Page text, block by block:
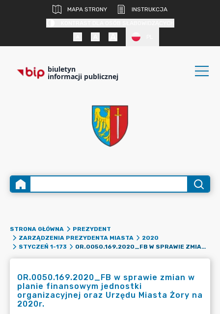
MAPA STRONY
INSTRUKCJA
biuletyn
informacji publicznej
STRONA GŁÓWNA
PREZYDENT
ZARZĄDZENIA PREZYDENTA MIASTA
2020
STYCZEŃ 1-173
OR.0050.169.2020_FB W SPRAWIE ZMIAN W PLANIE FINANSOWYM JEDNOSTKI ORGANIZACYJNEJ ORAZ URZĘDU MIASTA ŻORY NA 2020R.
OR.0050.169.2020_FB w sprawie zmian w
planie finansowym jednostki
organizacyjnej oraz Urzędu Miasta Żory na
2020r.